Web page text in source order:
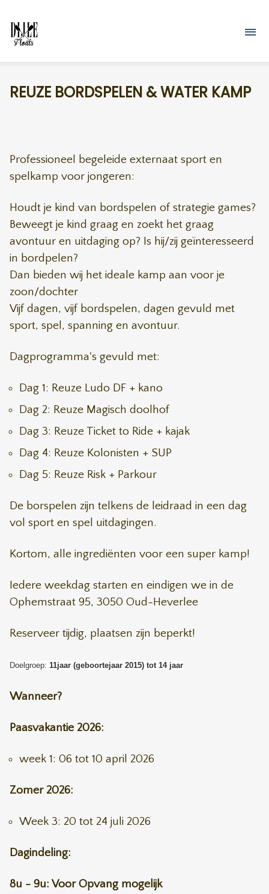
REUZE BORDSPELEN & WATER KAMP
Professioneel begeleide externaat sport en
spelkamp voor jongeren:
Houdt je kind van bordspelen of strategie games?
Beweegt je kind graag en zoekt het graag
avontuur en uitdaging op? Is hij/zij geïnteresseerd
in bordpelen?
Dan bieden wij het ideale kamp aan voor je
zoon/dochter
Vijf dagen, vijf bordspelen, dagen gevuld met
sport, spel, spanning en avontuur.
Dagprogramma's gevuld met:
Dag 1: Reuze Ludo DF + kano
Dag 2: Reuze Magisch doolhof
Dag 3: Reuze Ticket to Ride + kajak
Dag 4: Reuze Kolonisten + SUP
Dag 5: Reuze Risk + Parkour
De borspelen zijn telkens de leidraad in een dag
vol sport en spel uitdagingen.
Kortom, alle ingrediënten voor een super kamp!
Iedere weekdag starten en eindigen we in de
Ophemstraat 95, 3050 Oud-Heverlee
Reserveer tijdig, plaatsen zijn beperkt!
Doelgroep: 11jaar (geboortejaar 2015) tot 14 jaar
Wanneer?
Paasvakantie 2026:
week 1: 06 tot 10 april 2026
Zomer 2026:
Week 3: 20 tot 24 juli 2026
Dagindeling:
8u - 9u: Voor Opvang mogelijk